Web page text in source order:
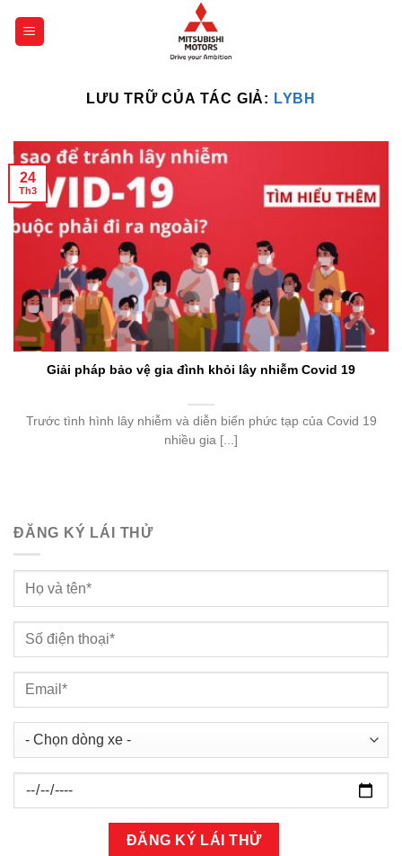
LƯU TRỮ CỦA TÁC GIẢ: LYBH
Giải pháp bảo vệ gia đình khỏi lây nhiễm Covid 19
Trước tình hình lây nhiễm và diễn biến phức tạp của Covid 19
nhiều gia [...]
24
Th3
ĐĂNG KÝ LÁI THỬ